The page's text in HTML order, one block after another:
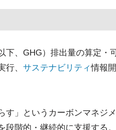
下、GHG）排出量の算定・
行、 サステナビリティ情報
」というカーボンマネジ
階的・継続的に支援する。